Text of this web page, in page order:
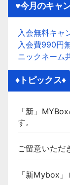
♥今月のキャ
入会無料キャ
入会費990円
ニックネーム
♦トピックス♦
「新」
す。
ご留意いただ
「新Mybox